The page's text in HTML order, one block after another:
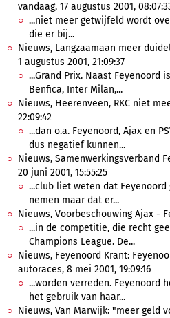
vandaag, 17 augustus 2001,
...niet meer getwijfeld wordt
die er bij...
Nieuws, Langzaamaan meer
1 augustus 2001, 21:09:37
...Grand Prix. Naast Feyenoord
Benfica, Inter Milan,...
Nieuws, Heerenveen, RKC niet
22:09:42
...dan o.a. Feyenoord, Ajax en
dus negatief kunnen...
Nieuws, Samenwerkingsverband
20 juni 2001, 15:55:25
...club liet weten dat Feyenoord
nemen maar dat er...
Nieuws, Voorbeschouwing Ajax -
...in de competitie, die recht
Champions League. De...
Nieuws, Feyenoord Krant:
autoraces, 8 mei 2001, 19:09:16
...worden verreden. Feyenoord
het gebruik van haar...
Nieuws, Van Marwijk: "meer geld